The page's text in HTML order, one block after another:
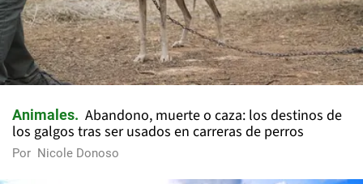
Animales
Abandono, muerte o caza: los destinos de
los galgos tras ser usados en carreras de perros
Por Nicole Donoso